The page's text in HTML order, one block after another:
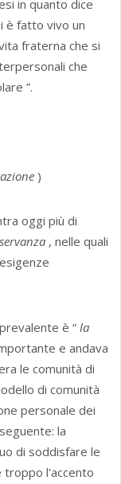
in quanto dice
è fatto vivo un
fraterna che si
che
”.
)
oggi più di
, nelle quali
è “ la
e andava
le comunità di
di comunità
personale dei
la
di soddisfare le
troppo l'accento